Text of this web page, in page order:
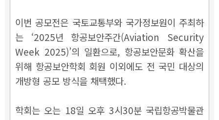
이번 공모전은 국토교통부와 국가정보원이 주최하
는 ‘2025년 항공보안주간(Aviation Security
Week 2025)’의 일환으로, 항공보안문화 확산을
위해 항공보안학회 회원 이외에도 전 국민 대상의
개방형 공모 방식을 채택했다.
학회는 오는 18일 오후 3시30분 국립항공박물관